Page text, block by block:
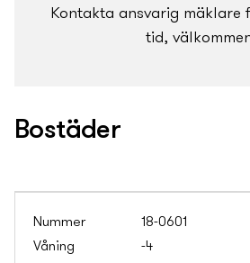
Kontakta ansvarig mäklare
tid,
Bostäder
18-0601
-4